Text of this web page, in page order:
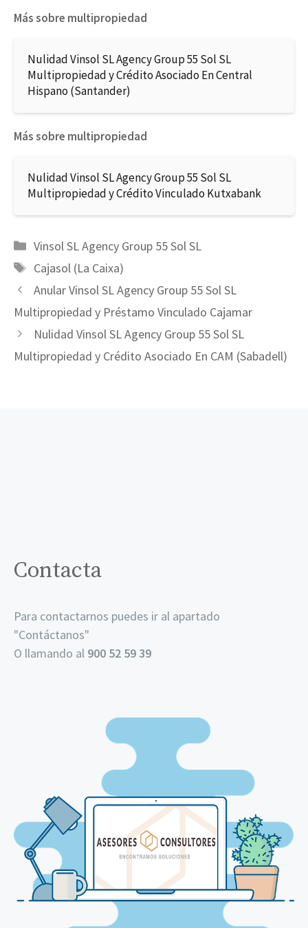
Más sobre multipropiedad
Nulidad Vinsol SL Agency Group 55 Sol SL
Multipropiedad y Crédito Asociado En Central
Hispano (Santander)
Más sobre multipropiedad
Nulidad Vinsol SL Agency Group 55 Sol SL
Multipropiedad y Crédito Vinculado Kutxabank
Categorías
Vinsol SL Agency Group 55 Sol SL
Etiquetas
Cajasol (La Caixa)
Anular Vinsol SL Agency Group 55 Sol SL
Multipropiedad y Préstamo Vinculado Cajamar
Nulidad Vinsol SL Agency Group 55 Sol SL
Multipropiedad y Crédito Asociado En CAM (Sabadell)
Contacta
Para contactarnos puedes ir al apartado
"Contáctanos"
O llamando al 900 52 59 39